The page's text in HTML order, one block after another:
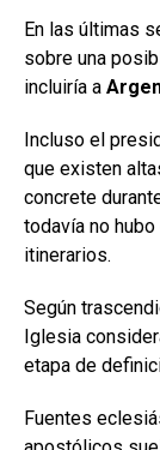
En las últimas
sobre una
incluiría a
Incluso el
que existen
concrete
todavía no
itinerarios.
Según
Iglesia
etapa de
Fuentes